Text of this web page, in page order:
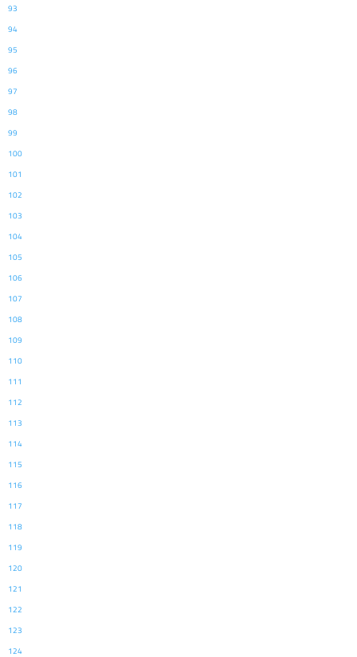
93
94
95
96
97
98
99
100
101
102
103
104
105
106
107
108
109
110
111
112
113
114
115
116
117
118
119
120
121
122
123
124